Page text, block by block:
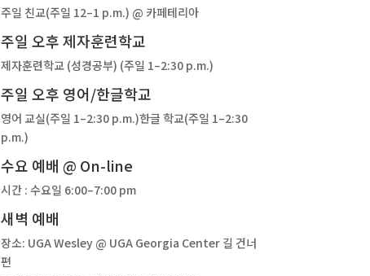
주일 친교(주일 12–1 p.m.) @ 카페테리아
주일 오후 제자훈련학교
제자훈련학교 (성경공부) (주일 1–2:30 p.m.)
주일 오후 영어/한글학교
영어 교실(주일 1–2:30 p.m.)한글 학교(주일 1–2:30
p.m.)
수요 예배 @ On-line
시간 : 수요일 6:00–7:00 pm
새벽 예배
장소: UGA Wesley @ UGA Georgia Center 길 건너
편